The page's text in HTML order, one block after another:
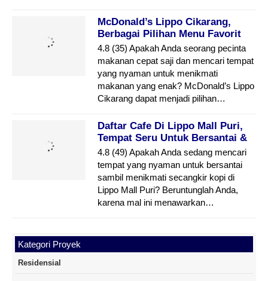
McDonald’s Lippo Cikarang,
Berbagai Pilihan Menu Favorit
4.8 (35) Apakah Anda seorang pecinta
makanan cepat saji dan mencari tempat
yang nyaman untuk menikmati
makanan yang enak? McDonald’s Lippo
Cikarang dapat menjadi pilihan…
Daftar Cafe Di Lippo Mall Puri,
Tempat Seru Untuk Bersantai &
Menikmati Kopi
4.8 (49) Apakah Anda sedang mencari
tempat yang nyaman untuk bersantai
sambil menikmati secangkir kopi di
Lippo Mall Puri? Beruntunglah Anda,
karena mal ini menawarkan…
Kategori Proyek
Residensial